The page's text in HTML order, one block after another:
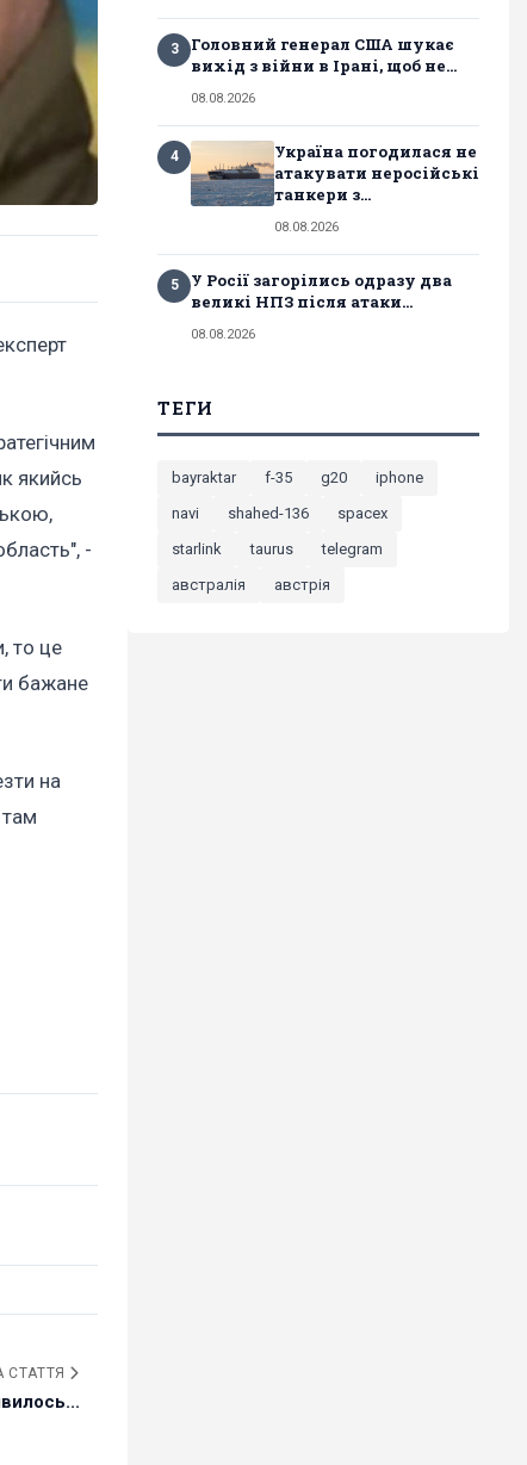
якийсь
-
то це
бажане
на
там
СТАТТЯ
3
Головний генерал США шукає
вихід з війни в Ірані, щоб не...
08.08.2026
4
Україна погодилася не
атакувати неросійські
танкери з...
08.08.2026
5
У Росії загорілись одразу два
великі НПЗ після атаки...
08.08.2026
ТЕГИ
bayraktar f-35 g20
iphone
navi
shahed-136
spacex
starlink
taurus
telegram
австралія
австрія